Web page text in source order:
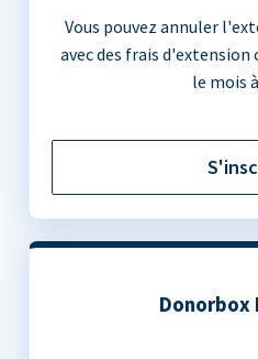
Vous pouvez annuler
avec des frais
le mois
Donorbox